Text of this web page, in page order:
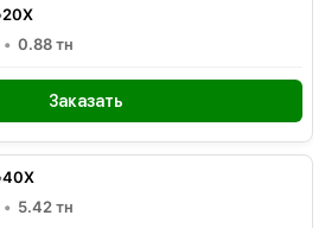
20Х
0.88тн
Заказать
40Х
5.42 тн